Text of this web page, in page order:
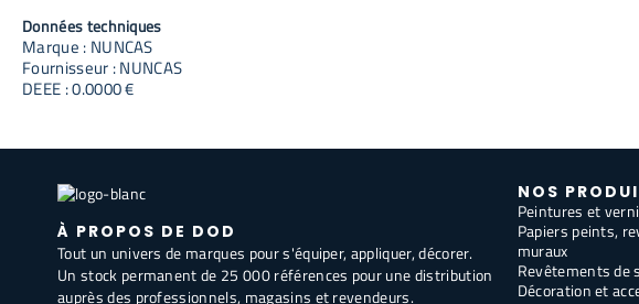
Données techniques
Marque : NUNCAS
Fournisseur : NUNCAS
DEEE : 0.0000 €
À PROPOS DE DOD
Tout un univers de marques pour s'équiper, appliquer, décorer.
Un stock permanent de 25 000 références pour une distribution
auprès des professionnels, magasins et revendeurs.
NOS
Peintures et
Papiers peints,
muraux
Revêtements de
Décoration et